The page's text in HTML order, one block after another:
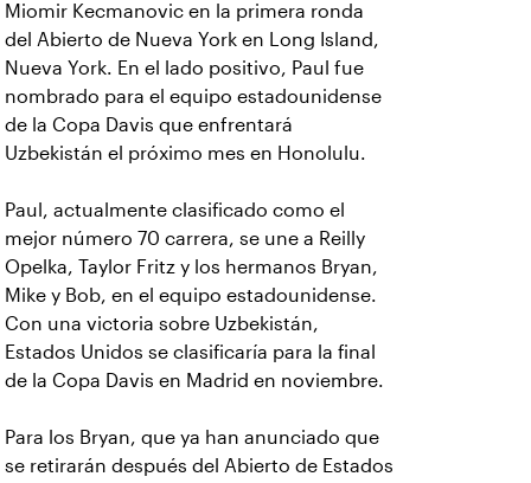
Miomir Kecmanovic en la primera ronda
del Abierto de Nueva York en Long Island,
Nueva York. En el lado positivo, Paul fue
nombrado para el equipo estadounidense
de la Copa Davis que enfrentará
Uzbekistán el próximo mes en Honolulu.
Paul, actualmente clasificado como el
mejor número 70 carrera, se une a Reilly
Opelka, Taylor Fritz y los hermanos Bryan,
Mike y Bob, en el equipo estadounidense.
Con una victoria sobre Uzbekistán,
Estados Unidos se clasificaría para la final
de la Copa Davis en Madrid en noviembre.
Para los Bryan, que ya han anunciado que
se retirarán después del Abierto de Estados